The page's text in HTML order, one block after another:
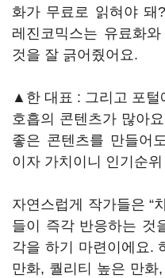
화가 무료로 읽혀야 돼
레진코믹스는 유료화
것을 잘 긁어줬어요.
▲한 대표 : 그리고 포털
호흡의 콘텐츠가 많아
좋은 콘텐츠를 만들어
이자 가치이니 인기순
자연스럽게 작가들은 “
들이 즉각 반응하는 것
각을 하기 마련이에요.
만화, 퀄리티 높은 만